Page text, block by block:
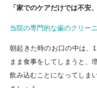
「家でのケアだけでは不安
当院の専門的な歯のクリー
朝起きた時のお口の中は、
まま食事をしてしまうと、
飲み込むことになってしま